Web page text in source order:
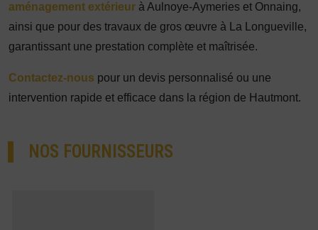
aménagement extérieur à Aulnoye-Aymeries et Onnaing,
ainsi que pour des travaux de gros œuvre à La Longueville,
garantissant une prestation complète et maîtrisée.
Contactez-nous pour un devis personnalisé ou une
intervention rapide et efficace dans la région de Hautmont.
NOS FOURNISSEURS